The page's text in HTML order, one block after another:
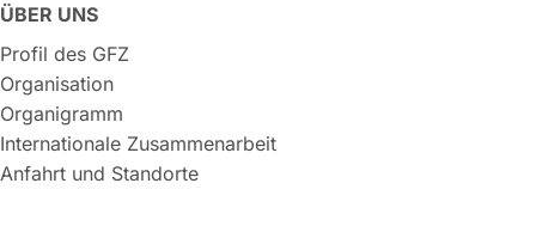
ÜBER UNS
Profil des GFZ
Organisation
Organigramm
Internationale Zusammenarbeit
Anfahrt und Standorte